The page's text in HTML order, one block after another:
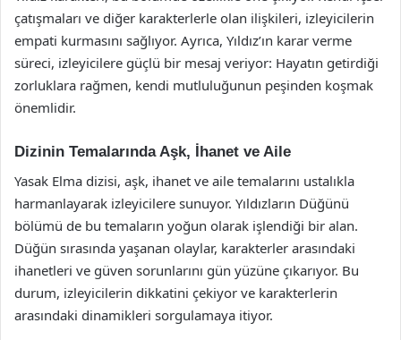
çatışmaları ve diğer karakterlerle olan ilişkileri, izleyicilerin
empati kurmasını sağlıyor. Ayrıca, Yıldız’ın karar verme
süreci, izleyicilere güçlü bir mesaj veriyor: Hayatın getirdiği
zorluklara rağmen, kendi mutluluğunun peşinden koşmak
önemlidir.
Dizinin Temalarında Aşk, İhanet ve Aile
Yasak Elma dizisi, aşk, ihanet ve aile temalarını ustalıkla
harmanlayarak izleyicilere sunuyor. Yıldızların Düğünü
bölümü de bu temaların yoğun olarak işlendiği bir alan.
Düğün sırasında yaşanan olaylar, karakterler arasındaki
ihanetleri ve güven sorunlarını gün yüzüne çıkarıyor. Bu
durum, izleyicilerin dikkatini çekiyor ve karakterlerin
arasındaki dinamikleri sorgulamaya itiyor.